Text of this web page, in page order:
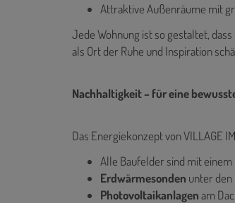
Attraktive Außenräume mit
Jede Wohnung ist so gestaltet,
als Ort der Ruhe und Inspiration
Nachhaltigkeit – für eine
Das Energiekonzept von VILLAGE
Alle Baufelder sind mit
Erdwärmesonden unter den
Photovoltaikanlagenam